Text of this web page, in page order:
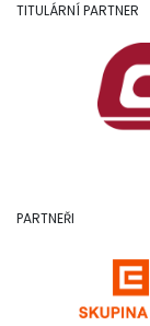
TITULÁRNÍ PARTNER
PARTNEŘI